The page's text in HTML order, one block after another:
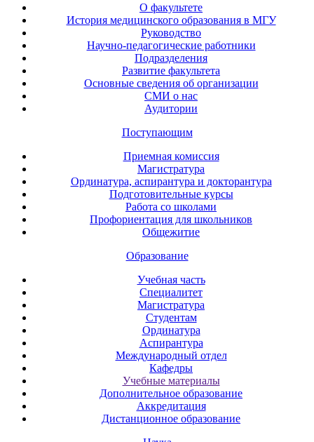
О факультете
История медицинского образования в МГУ
Руководство
Научно-педагогические работники
Подразделения
Развитие факультета
Основные сведения об организации
СМИ о нас
Аудитории
Поступающим
Приемная комиссия
Магистратура
Ординатура, аспирантура и докторантура
Подготовительные курсы
Работа со школами
Профориентация для школьников
Общежитие
Образование
Учебная часть
Специалитет
Магистратура
Студентам
Ординатура
Аспирантура
Международный отдел
Кафедры
Учебные материалы
Дополнительное образование
Аккредитация
Дистанционное образование